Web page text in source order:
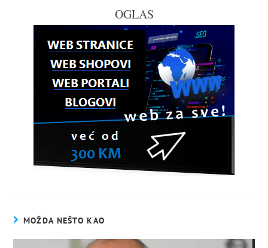
OGLAS
MOŽDA NEŠTO KAO